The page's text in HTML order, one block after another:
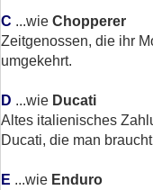
C ...wie Chopperer
Zeitgenossen, die ihr
umgekehrt.
D ...wie Ducati
Altes italienisches
Ducati, die man
E ...wie Enduro